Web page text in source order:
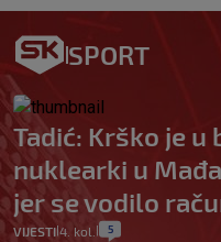
SPORT
Tadić: Krško je
nuklearki u
jer se vodilo
VIJESTI 4. kol. 5